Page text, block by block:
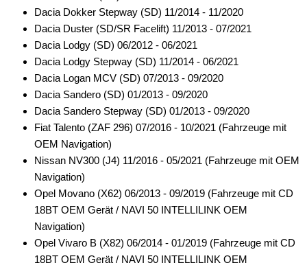
Dacia Dokker Stepway (SD) 11/2014 - 11/2020
Dacia Duster (SD/SR Facelift) 11/2013 - 07/2021
Dacia Lodgy (SD) 06/2012 - 06/2021
Dacia Lodgy Stepway (SD) 11/2014 - 06/2021
Dacia Logan MCV (SD) 07/2013 - 09/2020
Dacia Sandero (SD) 01/2013 - 09/2020
Dacia Sandero Stepway (SD) 01/2013 - 09/2020
Fiat Talento (ZAF 296) 07/2016 - 10/2021 (Fahrzeuge mit
OEM Navigation)
Nissan NV300 (J4) 11/2016 - 05/2021 (Fahrzeuge mit OEM
Navigation)
Opel Movano (X62) 06/2013 - 09/2019 (Fahrzeuge mit CD
18BT OEM Gerät / NAVI 50 INTELLILINK OEM
Navigation)
Opel Vivaro B (X82) 06/2014 - 01/2019 (Fahrzeuge mit CD
18BT OEM Gerät / NAVI 50 INTELLILINK OEM